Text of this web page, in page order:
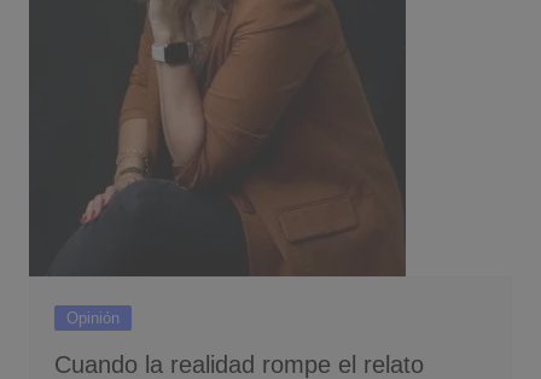
Opinión
Cuando la realidad rompe el relato